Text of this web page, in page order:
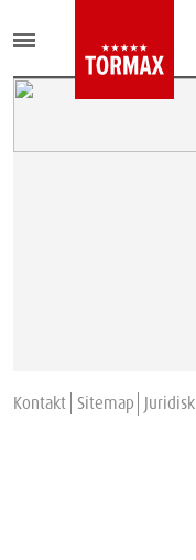
Kontakt Sitemap Juridisk